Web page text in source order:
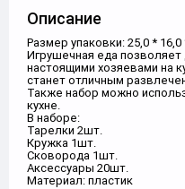
Описание
Размер упаковки: 25,0 * 16,0
Игрушечная еда
настоящими хозяевами на
станет отличным
Также набор можно
кухне.
В наборе:
Тарелки 2шт.
Кружка 1шт.
Сковорода 1шт.
Аксессуары 20шт.
Материал: пластик